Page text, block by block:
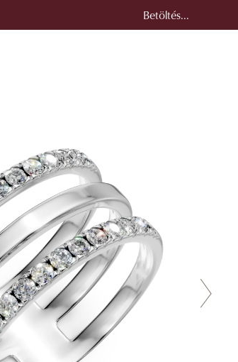
Betöltés...